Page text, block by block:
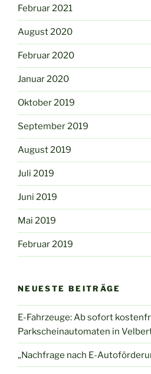
Februar 2021
August 2020
Februar 2020
Januar 2020
Oktober 2019
September 2019
August 2019
Juli 2019
Juni 2019
Mai 2019
Februar 2019
NEUESTE BEITRÄGE
E-Fahrzeuge: Ab sofort
Parkscheinautomaten in
„Nachfrage nach E-